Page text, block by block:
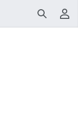
Suchen